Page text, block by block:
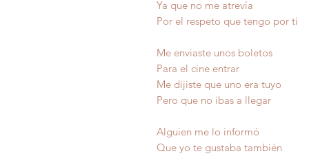
Ya que no me atrevía
Por el respeto que tengo por ti
Me enviaste unos boletos
Para el cine entrar
Me dijiste que uno era tuyo
Pero que no ibas a llegar
Alguien me lo informó
Que yo te gustaba también